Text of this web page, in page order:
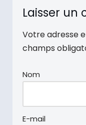
Laisser
Votre adresse
champs
Nom
E-mail